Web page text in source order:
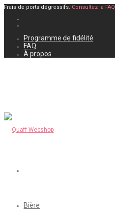
Frais de ports dégressifs. Consultez la FAQ
Programme de fidélité
FAQ
À propos
Bière